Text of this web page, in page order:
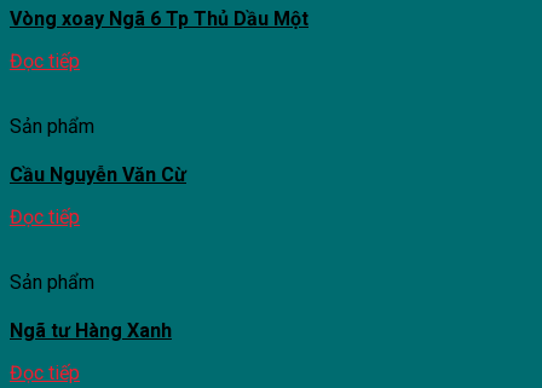
Vòng xoay Ngã 6 Tp Thủ Dầu Một
Đọc tiếp
Sản phẩm
Cầu Nguyễn Văn Cừ
Đọc tiếp
Sản phẩm
Ngã tư Hàng Xanh
Đọc tiếp